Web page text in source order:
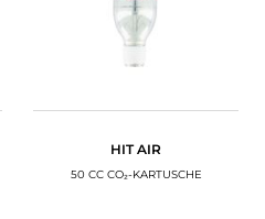
HIT AIR
50 CC CO₂-KARTUSCHE